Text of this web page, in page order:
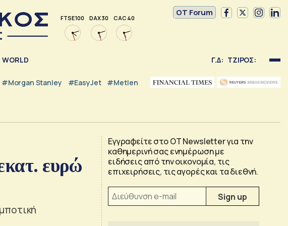
FTSE 100 DAX 30 CAC 40
OT Forum
WORLD Γ.Δ: ΤΖΙΡΟΣ:
#Morgan Stanley #EasyJet #Metlen
ευρώ
Εγγραφείτε στο OT Newsletter για την
καθημερινή σας ενημέρωση με
ειδήσεις από την οικονομία, τις
επιχειρήσεις, τις αγορές και τα διεθνή.